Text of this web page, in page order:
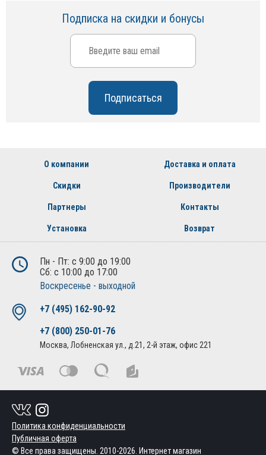
Подписка на скидки и бонусы
О компании Доставка и оплата
Скидки Производители
Партнеры Контакты
Установка Возврат
Пн - Пт: с 9:00 до 19:00
Сб: с 10:00 до 17:00
Воскресенье - выходной
+7 (495) 162-90-92
+7 (800) 250-01-76
Москва, Лобненская ул., д.21, 2-й этаж, офис 221
Политика конфиденциальности
Публичная оферта
© Все права защищены. 2010-2026. Интернет магазин